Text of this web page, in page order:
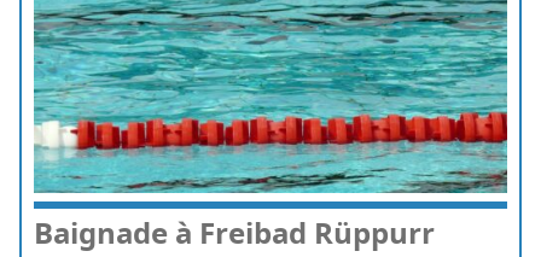
Bai­gnade à Frei­bad Rüppurr